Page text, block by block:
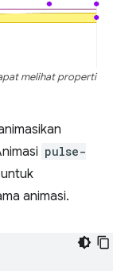
melihat properti
pulse-
untuk
animasi.